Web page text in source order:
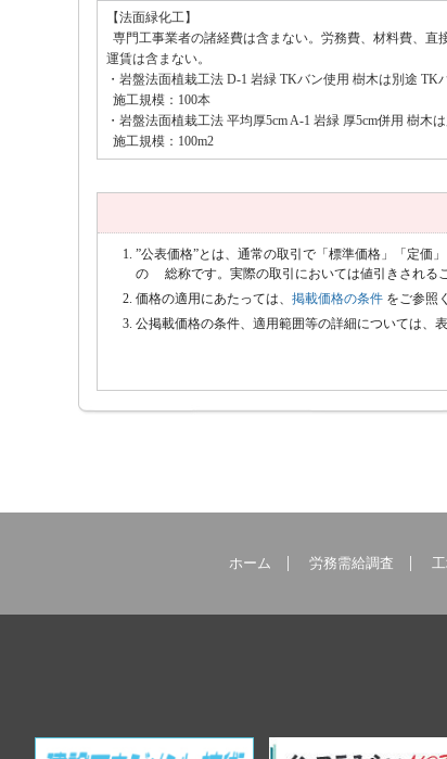
【法面緑化工】
専門工事業者の諸経費は含まない。労務費、材料費、直
運賃は含まない。
・岩盤法面植栽工法 D-1 岩緑 TKバン使用 樹木は別途 TK
施工規模：100本
・岩盤法面植栽工法 平均厚5cm A-1 岩緑 厚5cm併用 樹木
施工規模：100m2
”公表価格”とは、通常の取引で「標準価格」「定価
の 総称です。実際の取引においては値引きされる
価格の適用にあたっては、 掲載価格の条件 をご参照
公掲載価格の条件、適用範囲等の詳細については、
ホーム 労務需給調査